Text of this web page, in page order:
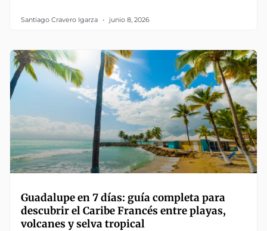
Santiago Cravero Igarza junio 8, 2026
Guadalupe en 7 días: guía completa para
descubrir el Caribe Francés entre playas,
volcanes y selva tropical